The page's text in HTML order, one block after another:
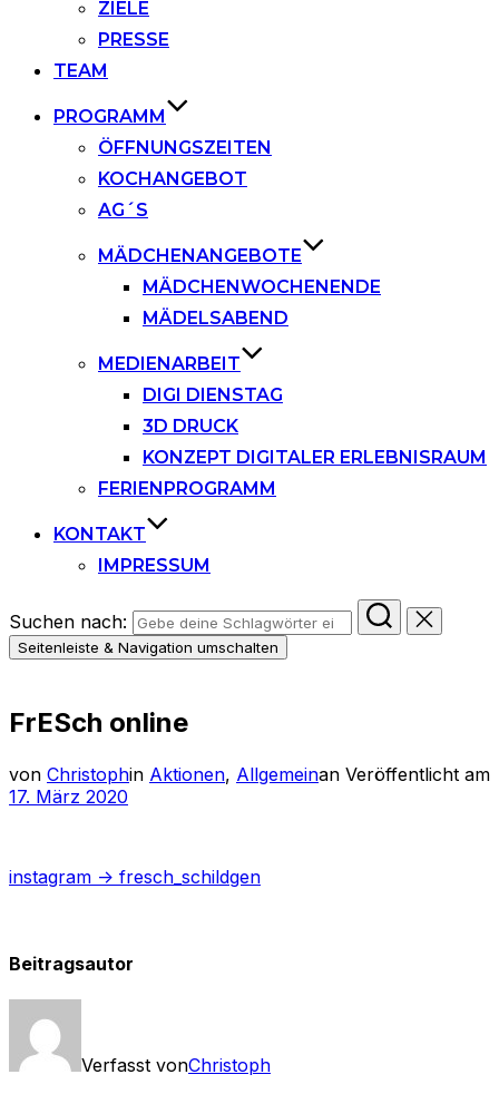
ZIELE
PRESSE
TEAM
PROGRAMM
ÖFFNUNGSZEITEN
KOCHANGEBOT
AG´S
MÄDCHENANGEBOTE
MÄDCHENWOCHENENDE
MÄDELSABEND
MEDIENARBEIT
DIGI DIENSTAG
3D DRUCK
KONZEPT DIGITALER ERLEBNISRAUM
FERIENPROGRAMM
KONTAKT
IMPRESSUM
Suchen nach:
Seitenleiste & Navigation umschalten
FrESch online
von Christophin Aktionen, Allgemeinan Veröffentlicht am
17. März 2020
instagram -> fresch_schildgen
Beitragsautor
Verfasst vonChristoph